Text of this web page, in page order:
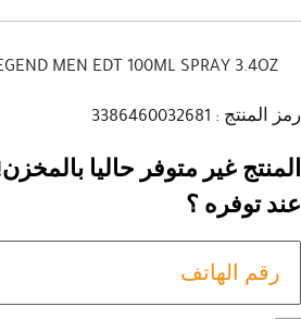
MEN EDT 100ML SPRAY 3.4OZ
رمز المنتج : 3386460032681
المنتج غير متوفر حاليا
عند توفره ؟